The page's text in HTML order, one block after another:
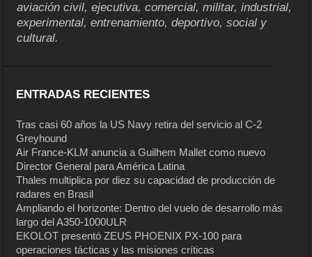
aviación civil, ejecutiva, comercial, militar, industrial,
experimental, entrenamiento, deportivo, social y
cultural.
ENTRADAS RECIENTES
Tras casi 60 años la US Navy retira del servicio al C-2
Greyhound
Air France-KLM anuncia a Guilhem Mallet como nuevo
Director General para América Latina
Thales multiplica por diez su capacidad de producción de
radares en Brasil
Ampliando el horizonte: Dentro del vuelo de desarrollo más
largo del A350-1000ULR
EKOLOT presentó ZEUS PHOENIX PX-100 para
operaciones tácticas y las misiones críticas